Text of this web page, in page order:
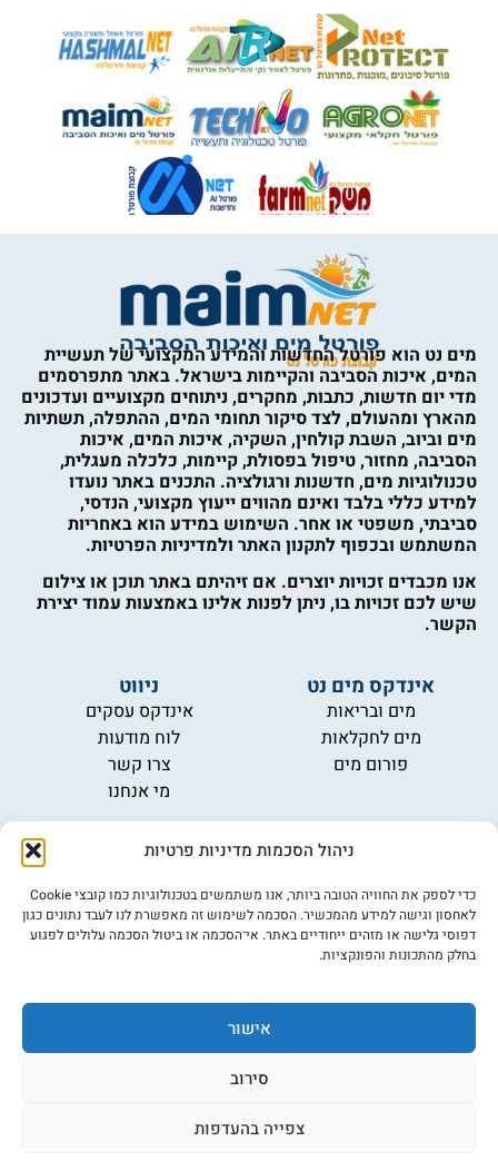
ניהול הסכמות מדיניות פרטיות
כדי לספק את החוויה הטובה ביותר, אנו משתמשים בטכנולוגיות כמו קובצי Cookie
לאחסון וגישה למידע מהמכשיר. הסכמה לשימוש זה מאפשרת לנו לעבד נתונים כגון
דפוסי גלישה או מזהים ייחודיים באתר. אי־הסכמה או ביטול הסכמה עלולים לפגוע
בחלק מהתכונות והפונקציות.
אישור
סירוב
צפייה בהעדפות
מים נט הוא פורטל החדשות והמידע המקצועי של תעשיית
המים, איכות הסביבה והקיימות בישראל. באתר מתפרסמים
מדי יום חדשות, כתבות, מחקרים, ניתוחים מקצועיים ועדכונים
מהארץ ומהעולם, לצד סיקור תחומי המים, ההתפלה, תשתיות
מים וביוב, השבת קולחין, השקיה, איכות המים, איכות
הסביבה, מחזור, טיפול בפסולת, קיימות, כלכלה מעגלית,
טכנולוגיות מים, חדשנות ורגולציה. התכנים באתר נועדו
למידע כללי בלבד ואינם מהווים ייעוץ מקצועי, הנדסי,
סביבתי, משפטי או אחר. השימוש במידע הוא באחריות
המשתמש ובכפוף לתקנון האתר ולמדיניות הפרטיות.
אנו מכבדים זכויות יוצרים. אם זיהיתם באתר תוכן או צילום
שיש לכם זכויות בו, ניתן לפנות אלינו באמצעות עמוד יצירת
הקשר.
אינדקס מים נט
מים ובריאות
מים לחקלאות
פורום מים
ניווט
אינדקס עסקים
לוח מודעות
צרו קשר
מי אנחנו
מידע
תקנון
הרשמה לניוזלטר
פרסמו אצלנו
הצהרת נגישות
©כל הזכויות שמורות למים נט (נוסד בשנת 2007) אתר: דיביין